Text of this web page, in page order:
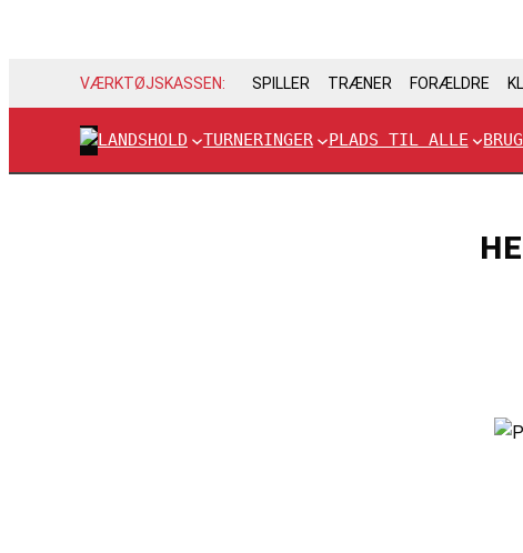
VÆRKTØJSKASSEN: SPILLER TRÆNER FORÆLDRE
LANDSHOLD TURNERINGER PLADS TIL ALLE